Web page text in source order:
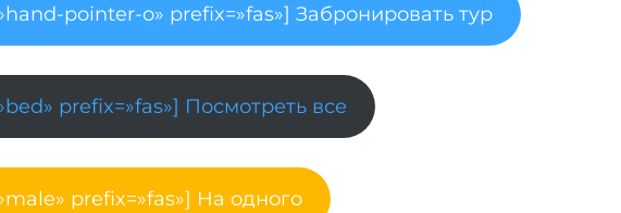
pointer-o» prefix=»fas»] Забронировать тур
prefix=»fas»] Посмотреть все
prefix=»fas»] На одного